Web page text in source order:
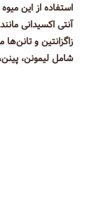
استفاده از این
آنتی اکسیدانی
زاگزانتین و
شامل لیمونن،